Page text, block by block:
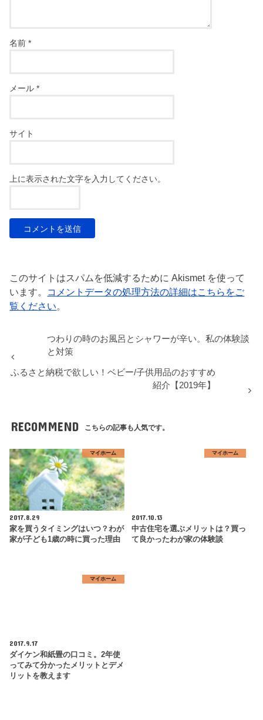
名前*
メール*
サイト
上に表示された文字を入力してください。
このサイトはスパムを低減するために Akismet を使って
います。 コメントデータの処理方法の詳細はこちらをご
覧ください。
つわりの時のお風呂とシャワーが辛い。私の体験談
と対策
ふるさと納税で欲しい！ベビー/子供用品のおすすめ
紹介【2019年】
RECOMMEND こちらの記事も人気です。
マイホーム
2017.8.29
家を買うタイミングはいつ？わが
家が子ども1歳の時に買った理由
マイホーム
2017.10.13
中古住宅を選ぶメリットは？買っ
て良かったわが家の体験談
マイホーム
2017.9.17
ダイケン和紙畳の口コミ。2年使
ってみて分かったメリットとデメ
リットを教えます